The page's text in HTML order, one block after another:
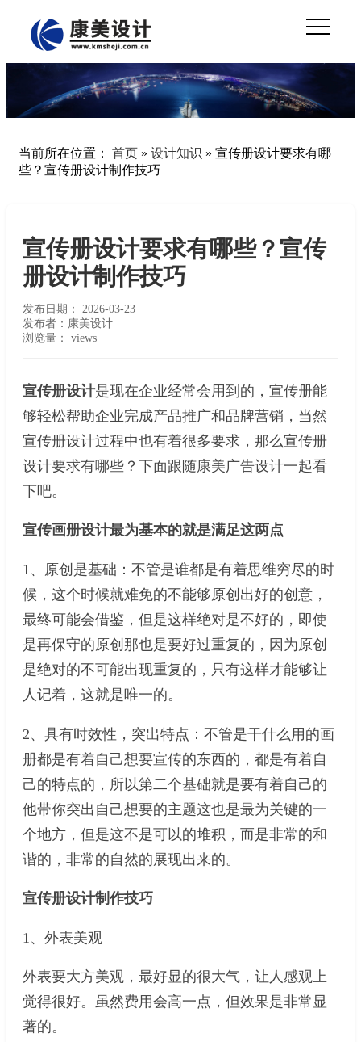
当前所在位置： 首页 » 设计知识 » 宣传册设计要求有哪
些？宣传册设计制作技巧
宣传册设计要求有哪些？宣传
册设计制作技巧
发布日期： 2026-03-23
发布者：康美设计
浏览量： views
宣传册设计是现在企业经常会用到的，宣传册能
够轻松帮助企业完成产品推广和品牌营销，当然
宣传册设计过程中也有着很多要求，那么宣传册
设计要求有哪些？下面跟随康美广告设计一起看
下吧。
宣传画册设计最为基本的就是满足这两点
1、原创是基础：不管是谁都是有着思维穷尽的时
候，这个时候就难免的不能够原创出好的创意，
最终可能会借鉴，但是这样绝对是不好的，即使
是再保守的原创那也是要好过重复的，因为原创
是绝对的不可能出现重复的，只有这样才能够让
人记着，这就是唯一的。
2、具有时效性，突出特点：不管是干什么用的画
册都是有着自己想要宣传的东西的，都是有着自
己的特点的，所以第二个基础就是要有着自己的
他带你突出自己想要的主题这也是最为关键的一
个地方，但是这不是可以的堆积，而是非常的和
谐的，非常的自然的展现出来的。
宣传册设计制作技巧
1、外表美观
外表要大方美观，最好显的很大气，让人感观上
觉得很好。虽然费用会高一点，但效果是非常显
著的。